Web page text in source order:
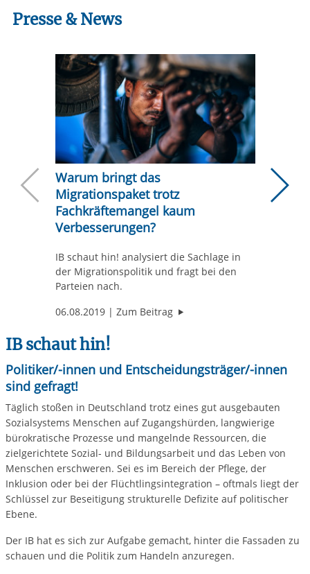
Presse & News
Neuere
Warum bringt das
Migrationspaket trotz
Fachkräftemangel kaum
Verbesserungen?
IB schaut hin! analysiert die Sachlage in
der Migrationspolitik und fragt bei den
Parteien nach.
06.08.2019
Zum Beitrag "Warum bringt das
Das
dem
IB schaut hin!
Politiker/-innen und Entscheidungsträger/-innen
sind gefragt!
Täglich stoßen in Deutschland trotz eines gut ausgebauten
Sozialsystems Menschen auf Zugangshürden, langwierige
bürokratische Prozesse und mangelnde Ressourcen, die
zielgerichtete Sozial- und Bildungsarbeit und das Leben von
Menschen erschweren. Sei es im Bereich der Pflege, der
Inklusion oder bei der Flüchtlingsintegration – oftmals liegt der
Schlüssel zur Beseitigung strukturelle Defizite auf politischer
Ebene.
Der IB hat es sich zur Aufgabe gemacht, hinter die Fassaden zu
schauen und die Politik zum Handeln anzuregen.